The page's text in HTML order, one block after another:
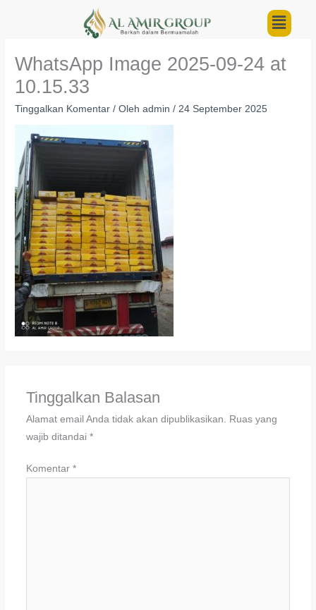
Menu
WhatsApp Image 2025-09-24 at
10.15.33
Tinggalkan Komentar / Olehadmin/ 24 September 2025
Tinggalkan Balasan
Alamat email Anda tidak akan dipublikasikan.
Ruas yang
wajib ditandai *
Komentar *